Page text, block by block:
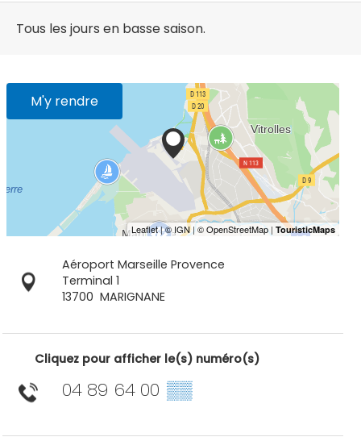
Tous les jours en basse saison.
M'y rendre
Aéroport Marseille Provence
Terminal 1
13700 MARIGNANE
Cliquez pour afficher le(s) numéro(s)
04 89 64 00 ▒▒